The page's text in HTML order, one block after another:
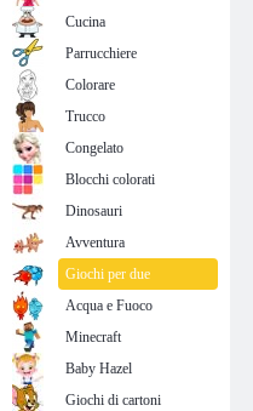
Cucina
Parrucchiere
Colorare
Trucco
Congelato
Blocchi colorati
Dinosauri
Avventura
Giochi per due
Acqua e Fuoco
Minecraft
Baby Hazel
Giochi di cartoni